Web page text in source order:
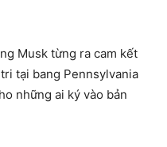
Musk từng ra cam kết
tại bang Pennsylvania
những ai ký vào bản